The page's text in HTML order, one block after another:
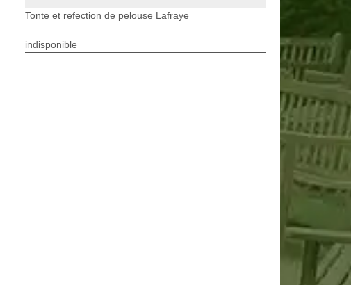
Tonte et refection de pelouse Lafraye
indisponible